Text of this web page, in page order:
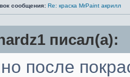
сообщения: Re: краска MrPaint акрилл
писал(а):
после